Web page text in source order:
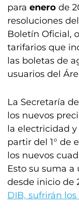
para enero de
resoluciones
Boletín Oficial,
tarifarios que
las boletas de
usuarios del
La Secretaría
los nuevos
la electricidad
partir del 1° de
los nuevos
Esto su suma
desde inicio de
DIB, sufrirán